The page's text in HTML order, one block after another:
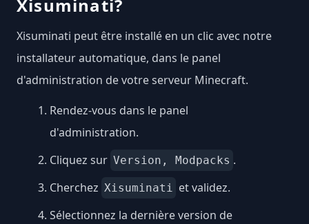
Xisuminati?
Xisuminati peut être installé en un clic avec notre
installateur automatique, dans le panel
d'administration de votre serveur Minecraft.
Rendez-vous dans le panel
d'administration.
Cliquez sur Version, Modpacks .
Cherchez Xisuminati et validez.
Sélectionnez la dernière version de